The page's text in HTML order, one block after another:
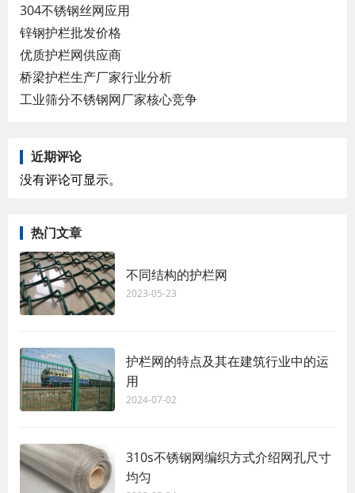
304不锈钢丝网应用
锌钢护栏批发价格
优质护栏网供应商
桥梁护栏生产厂家行业分析
工业筛分不锈钢网厂家核心竞争
近期评论
没有评论可显示。
热门文章
不同结构的护栏网
2023-05-23
护栏网的特点及其在建筑行业中的运
用
2024-07-02
310s不锈钢网编织方式介绍网孔尺寸
均匀